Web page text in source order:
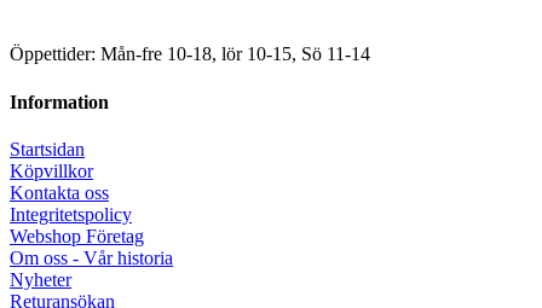
Öppettider: Mån-fre 10-18, lör 10-15, Sö 11-14
Information
Startsidan
Köpvillkor
Kontakta oss
Integritetspolicy
Webshop Företag
Om oss - Vår historia
Nyheter
Returansökan